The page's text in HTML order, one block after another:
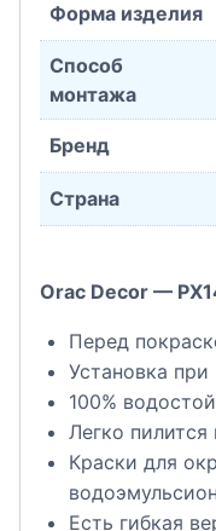
Форма изделия
Способ
монтажа
Бренд
Страна
Orac Decor —
Перед
Установка
100%
Легко
Краски для
Есть гибкая